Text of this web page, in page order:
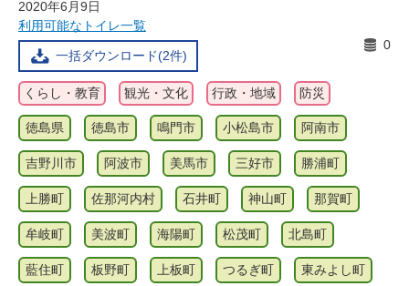
2020年6月9日
利用可能なトイレ一覧
一括ダウンロード(2件)
0
くらし・教育 観光・文化 行政・地域 防災
徳島県 徳島市 鳴門市 小松島市 阿南市
吉野川市 阿波市 美馬市 三好市 勝浦町
上勝町 佐那河内村 石井町 神山町 那賀町
牟岐町 美波町 海陽町 松茂町 北島町
藍住町 板野町 上板町 つるぎ町 東みよし町